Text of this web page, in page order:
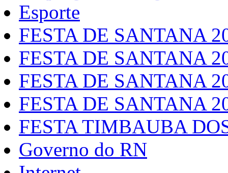
Esporte
FESTA DE SANTANA
FESTA DE SANTANA
FESTA DE SANTANA
FESTA DE SANTANA
FESTA TIMBAUBA
Governo do RN